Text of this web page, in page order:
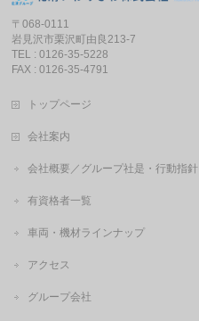
〒068-0111
岩見沢市栗沢町由良213-7
TEL : 0126-35-5228
FAX : 0126-35-4791
トップページ
会社案内
会社概要／グループ社是・行動指針
有資格者一覧
車両・機材ラインナップ
アクセス
グループ会社